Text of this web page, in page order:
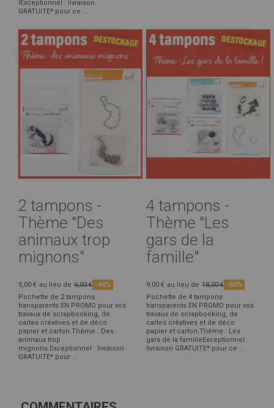
!Exceptionnel : livraison
GRATUITE* pour ce ...
2 tampons -
Thème "Des
animaux trop
mignons"
5,00 € au lieu de 9,00 € -44%
Pochette de 2 tampons
transparents EN PROMO pour vos
travaux de scrapbooking, de
cartes créatives et de déco
papier et carton.Thème : Des
animaux trop
mignons.Exceptionnel : livraison
GRATUITE* pour ...
4 tampons -
Thème "Les
gars de la
famille"
9,00 € au lieu de 18,00 € -50%
Pochette de 4 tampons
transparents EN PROMO pour vos
travaux de scrapbooking, de
cartes créatives et de déco
papier et carton.Thème : Les
gars de la familleExceptionnel :
livraison GRATUITE* pour ce ...